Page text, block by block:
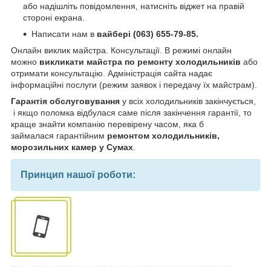
або надішліть повідомлення, натисніть віджет на правій
стороні екрана.
Написати нам в вайбері (063) 655-79-85.
Онлайн виклик майстра. Консультації. В режимі онлайн
можно викликати майстра по ремонту холодильників або
отримати консультацію. Адміністрація сайта надає
інформаційні послуги (режим заявок і передачу їх майстрам).
Гарантія обслуговування у всіх холодильників закінчується,
і якщо поломка відбулася саме після закінчення гарантії, то
краще знайти компанію перевірену часом, яка б
займалася гарантійним ремонтом холодильників,
морозильних камер у Сумах
Принцип нашої роботи: